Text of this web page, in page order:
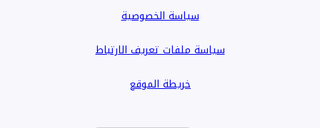
سياسة الخصوصية
سياسة ملفات تعريف الارتباط
خريطة الموقع